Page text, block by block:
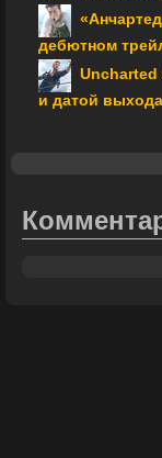
дебютном
Uncharted
и датой выхода